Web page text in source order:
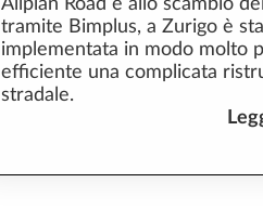
tramite Bimplus, a Zurigo è
implementata in modo molto
efficiente una complicata
stradale.